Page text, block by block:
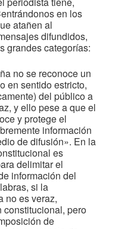
en los
atañen al
difundidos,
grandes categorías:
no se reconoce un
en sentido estricto,
del público a
y ello pese a que el
y protege el
información
de difusión». En la
es
delimitar el
información del
si la
no es veraz,
constitucional, pero
de